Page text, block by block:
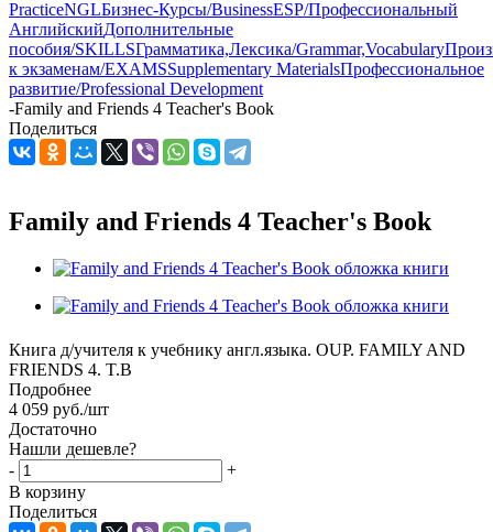
PracticeNGLБизнес-Курсы/BusinessESP/Профессиональный
АнглийскийДополнительные
пособия/SKILLSГрамматика,Лексика/Grammar,Vocabulary
к экзаменам/EXAMSSupplementary MaterialsПрофессиональное
развитие/Professional Development
-Family and Friends 4 Teacher's Book
Поделиться
Family and Friends 4 Teacher's Book
Книга д/учителя к учебнику англ.языка. OUP. FAMILY AND
FRIENDS 4. T.B
Подробнее
4 059 руб./шт
Достаточно
Нашли дешевле?
-
+
В корзину
Поделиться